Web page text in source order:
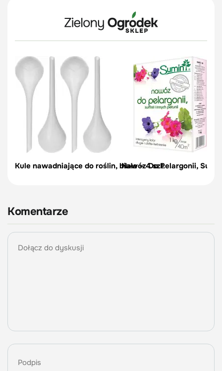
Kule nawadniające do roślin, białe – 4 szt.
Nawóz Do Pelargonii,
Komentarze